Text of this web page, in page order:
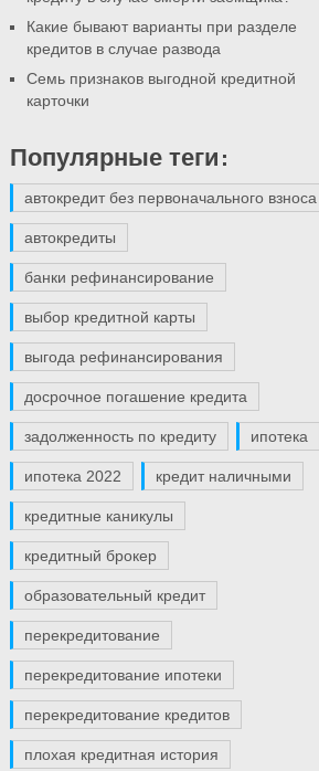
Какие бывают варианты при разделе
кредитов в случае развода
Семь признаков выгодной кредитной
карточки
Популярные теги:
автокредит без первоначального взноса
автокредиты
банки рефинансирование
выбор кредитной карты
выгода рефинансирования
досрочное погашение кредита
задолженность по кредиту ипотека
ипотека 2022 кредит наличными
кредитные каникулы
кредитный брокер
образовательный кредит
перекредитование
перекредитование ипотеки
перекредитование кредитов
плохая кредитная история